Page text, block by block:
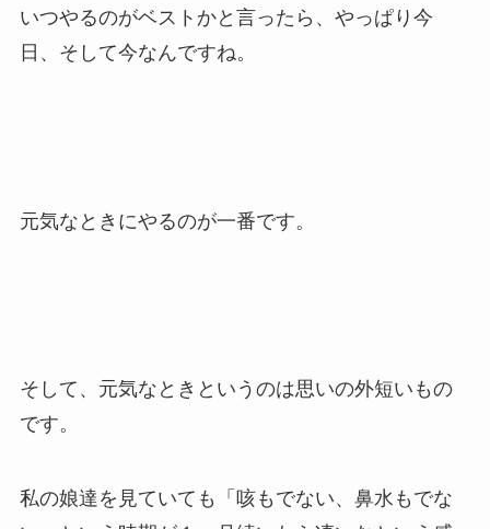
いつやるのがベストかと言ったら、やっぱり今
日、そして今なんですね。
元気なときにやるのが一番です。
そして、元気なときというのは思いの外短いもの
です。
私の娘達を見ていても「咳もでない、鼻水もでな